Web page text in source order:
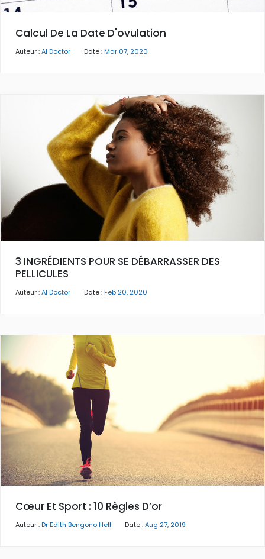
Calcul De La Date D'ovulation
Auteur :AI Doctor Date :Mar 07, 2020
3 INGRÉDIENTS POUR SE DÉBARRASSER DES
PELLICULES
Auteur :AI Doctor Date :Feb 20, 2020
Cœur Et Sport : 10 Règles D’or
Auteur :Dr Edith Bengono Hell Date :Aug 27, 2019